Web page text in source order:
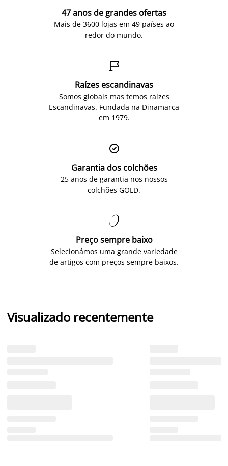
47 anos de grandes ofertas
Mais de 3600 lojas em 49 países ao
redor do mundo.

Raízes escandinavas
Somos globais mas temos raízes
Escandinavas. Fundada na Dinamarca
em 1979.

Garantia dos colchões
25 anos de garantia nos nossos
colchões GOLD.

Preço sempre baixo
Selecionámos uma grande variedade
de artigos com preços sempre baixos.
Visualizado recentemente